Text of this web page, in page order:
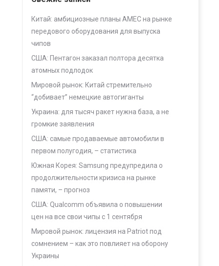
Китай: амбициозные планы AMEC на рынке
передового оборудования для выпуска
чипов
США: Пентагон заказал полтора десятка
атомных подлодок
Мировой рынок: Китай стремительно
“добивает” немецкие автогиганты
Украина: для тысяч ракет нужна база, а не
громкие заявления
США: самые продаваемые автомобили в
первом полугодия, – статистика
Южная Корея: Samsung предупредила о
продолжительности кризиса на рынке
памяти, – прогноз
США: Qualcomm объявила о повышении
цен на все свои чипы с 1 сентября
Мировой рынок: лицензия на Patriot под
сомнением – как это повлияет на оборону
Украины